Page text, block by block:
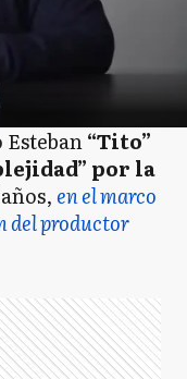
“Tito”
por la
en el marco
del productor